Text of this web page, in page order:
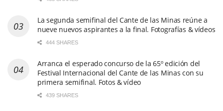
La segunda semifinal del Cante de las Minas reúne a
nueve nuevos aspirantes a la final. Fotografías & vídeos
444 SHARES
Arranca el esperado concurso de la 65º edición del
Festival Internacional del Cante de las Minas con su
primera semifinal. Fotos & vídeo
439 SHARES